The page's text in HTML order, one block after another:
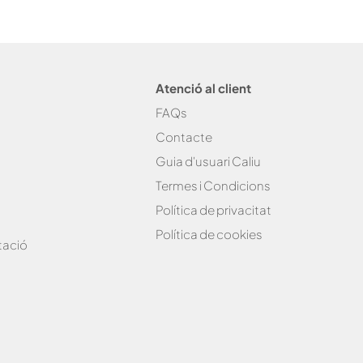
Atenció al client
FAQs
Contacte
Guia d'usuari Caliu
Termes i Condicions
Política de privacitat
Política de cookies